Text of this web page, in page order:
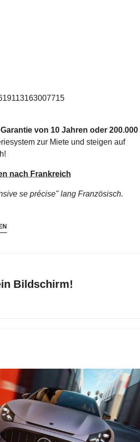
Garantie von 10 Jahren oder 200.000
zur Miete und steigen auf
nach Frankreich
se précise"lang Französisch.
Bildschirm!